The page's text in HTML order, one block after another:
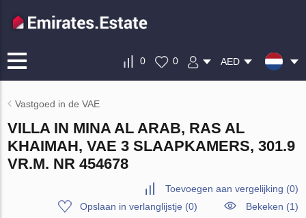
0 0 AED
Vastgoed in de VAE
VILLA IN MINA AL ARAB, RAS AL
KHAIMAH, VAE 3 SLAAPKAMERS, 301.9
VR.M. NR 454678
Toevoegen aan vergelijking (0)
Opslaan in verlanglijstje (0)
Bekeken (1)